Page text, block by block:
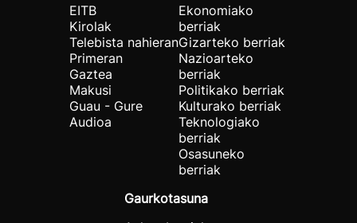
EITB
Kirolak
Telebista nahieran
Primeran
Gaztea
Makusi
Guau - Gure
Audioa
Ekonomiako
berriak
Gizarteko berriak
Nazioarteko
berriak
Politikako berriak
Kulturako berriak
Teknologiako
berriak
Osasuneko
berriak
Gaurkotasuna